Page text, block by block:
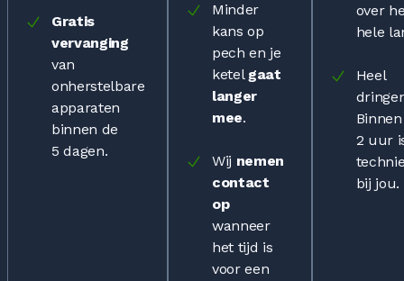
Gratis
vervanging
van
onherstelbare
apparaten
binnen de
5 dagen.
Minder
kans op
pech en je
ketel gaat
langer
mee.
Wij nemen
contact
op
wanneer
het tijd is
voor een
over
hele
Heel
2 uur
bij jou.